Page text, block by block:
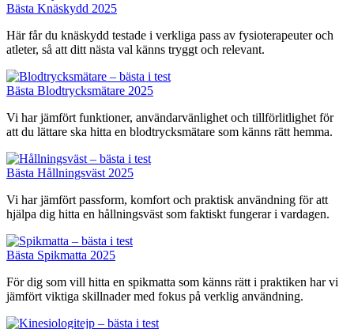
Bästa Knäskydd 2025
Här får du knäskydd testade i verkliga pass av fysioterapeuter och
atleter, så att ditt nästa val känns tryggt och relevant.
Bästa Blodtrycksmätare 2025
Vi har jämfört funktioner, användarvänlighet och tillförlitlighet för
att du lättare ska hitta en blodtrycksmätare som känns rätt hemma.
Bästa Hållningsväst 2025
Vi har jämfört passform, komfort och praktisk användning för att
hjälpa dig hitta en hållningsväst som faktiskt fungerar i vardagen.
Bästa Spikmatta 2025
För dig som vill hitta en spikmatta som känns rätt i praktiken har vi
jämfört viktiga skillnader med fokus på verklig användning.